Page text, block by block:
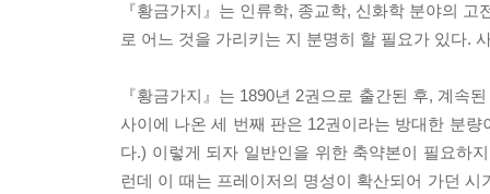
『황금가지』는 인류학, 종교학, 신화학 분야의
로 어느 것을 가리키는 지 분명히 할 필요가 있다.
『황금가지』는 1890년 2권으로 출간된 후, 계속
사이에 나온 세 번째 판은 12권이라는 방대한 분
다.) 이렇게 되자 일반인을 위한 축약본이 필요하
런데 이 때는 프레이저의 명성이 확산되어 가던